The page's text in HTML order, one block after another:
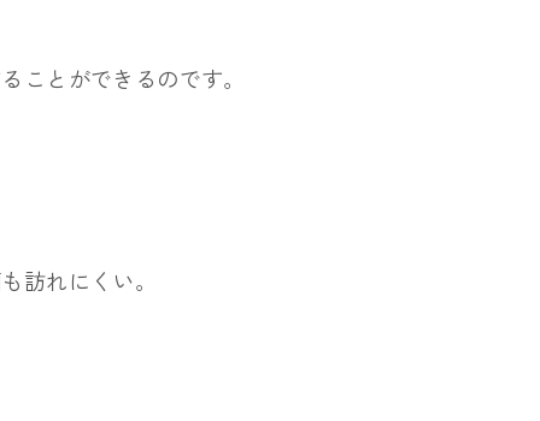
ことができるのです。
訪れにくい。